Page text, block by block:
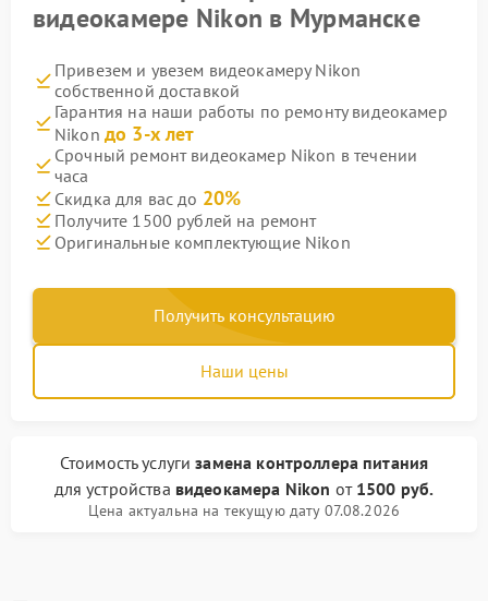
видеокамере Nikon в Мурманске
Привезем и увезем видеокамеру Nikon
собственной доставкой
Гарантия на наши работы по ремонту видеокамер
Nikon до 3-х лет
Срочный ремонт видеокамер Nikon в течении
часа
Скидка для вас до 20%
Получите 1500 рублей на ремонт
Оригинальные комплектующие Nikon
Получить консультацию
Наши цены
Стоимость услугизамена контроллера питания
для устройства видеокамера Nikon от 1500 руб.
Цена актуальна на текущую дату 07.08.2026